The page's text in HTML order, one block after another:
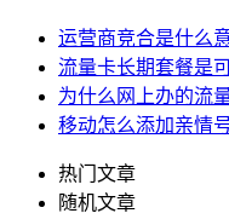
运营商竞合是什么意
流量卡长期套餐是
为什么网上办的流
移动怎么添加亲情号
热门文章
随机文章